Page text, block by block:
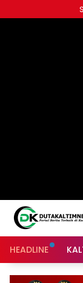
to
HEADLINE